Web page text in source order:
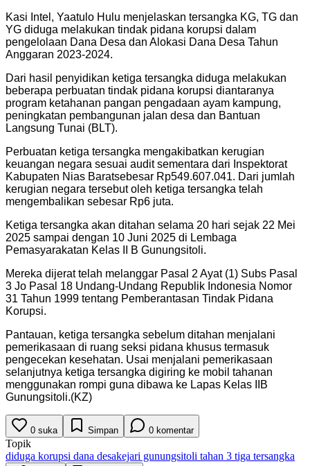
Kasi Intel, Yaatulo Hulu menjelaskan tersangka KG, TG dan
YG diduga melakukan tindak pidana korupsi dalam
pengelolaan Dana Desa dan Alokasi Dana Desa Tahun
Anggaran 2023-2024.
Dari hasil penyidikan ketiga tersangka diduga melakukan
beberapa perbuatan tindak pidana korupsi diantaranya
program ketahanan pangan pengadaan ayam kampung,
peningkatan pembangunan jalan desa dan Bantuan
Langsung Tunai (BLT).
Perbuatan ketiga tersangka mengakibatkan kerugian
keuangan negara sesuai audit sementara dari Inspektorat
Kabupaten Nias Baratsebesar Rp549.607.041. Dari jumlah
kerugian negara tersebut oleh ketiga tersangka telah
mengembalikan sebesar Rp6 juta.
Ketiga tersangka akan ditahan selama 20 hari sejak 22 Mei
2025 sampai dengan 10 Juni 2025 di Lembaga
Pemasyarakatan Kelas II B Gunungsitoli.
Mereka dijerat telah melanggar Pasal 2 Ayat (1) Subs Pasal
3 Jo Pasal 18 Undang-Undang Republik Indonesia Nomor
31 Tahun 1999 tentang Pemberantasan Tindak Pidana
Korupsi.
Pantauan, ketiga tersangka sebelum ditahan menjalani
pemerikasaan di ruang seksi pidana khusus termasuk
pengecekan kesehatan. Usai menjalani pemerikasaan
selanjutnya ketiga tersangka digiring ke mobil tahanan
menggunakan rompi guna dibawa ke Lapas Kelas IIB
Gunungsitoli.(KZ)
0 suka Simpan 0 komentar
Topik
diduga korupsi dana desakejari gunungsitoli tahan 3 tiga tersangka